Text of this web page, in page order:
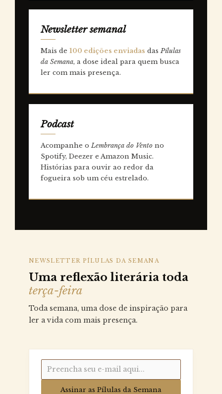
Newsletter semanal
Mais de 100 edições enviadas das Pílulas
da Semana, a dose ideal para quem busca
ler com mais presença.
Podcast
Acompanhe oLembrança do Vento no
Spotify, Deezer e Amazon Music.
Histórias para ouvir ao redor da
fogueira sob um céu estrelado.
NEWSLETTER PÍLULAS DA SEMANA
Uma reflexão literária toda
terça-feira
Toda semana, uma dose de inspiração para
ler a vida com mais presença.
Assinar as Pílulas da Semana